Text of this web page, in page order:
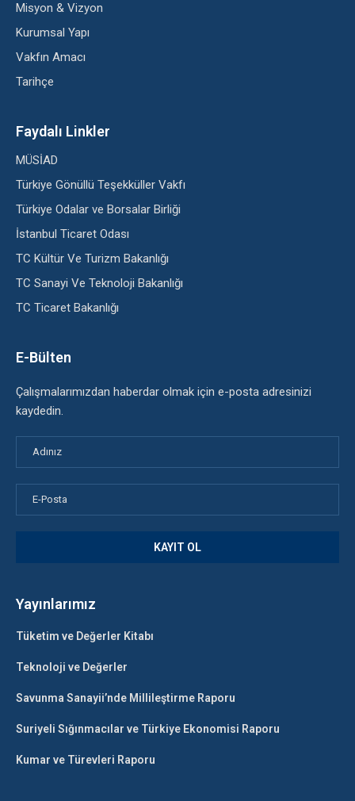
Misyon & Vizyon
Kurumsal Yapı
Vakfın Amacı
Tarihçe
Faydalı Linkler
MÜSİAD
Türkiye Gönüllü Teşekküller Vakfı
Türkiye Odalar ve Borsalar Birliği
İstanbul Ticaret Odası
TC Kültür Ve Turizm Bakanlığı
TC Sanayi Ve Teknoloji Bakanlığı
TC Ticaret Bakanlığı
E-Bülten
Çalışmalarımızdan haberdar olmak için e-posta adresinizi
kaydedin.
Yayınlarımız
Tüketim ve Değerler Kitabı
Teknoloji ve Değerler
Savunma Sanayii’nde Millileştirme Raporu
Suriyeli Sığınmacılar ve Türkiye Ekonomisi Raporu
Kumar ve Türevleri Raporu